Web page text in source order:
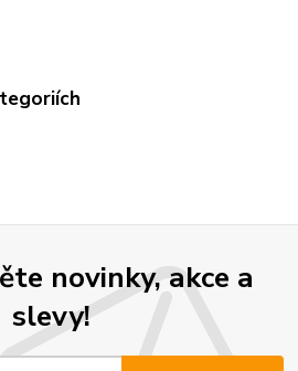
novinky, akce a
slevy!